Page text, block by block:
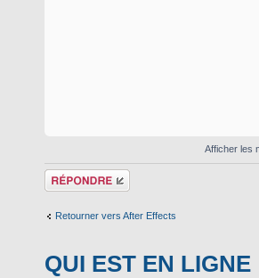
Afficher les
Répondre
Retourner vers After Effects
QUI EST EN LIGNE